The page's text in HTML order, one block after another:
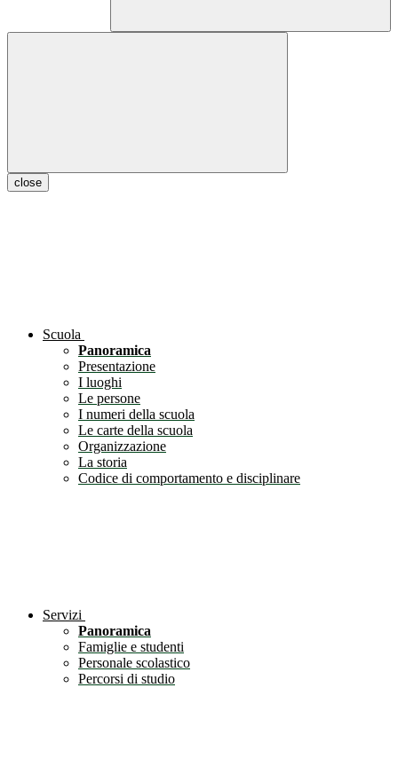
close
Scuola
Panoramica
Presentazione
I luoghi
Le persone
I numeri della scuola
Le carte della scuola
Organizzazione
La storia
Codice di comportamento e disciplinare
Servizi
Panoramica
Famiglie e studenti
Personale scolastico
Percorsi di studio